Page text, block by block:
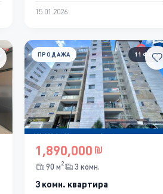
15.01.2026
11 ФОТО
ПРОДАЖА
1,890,000
90 м2 3 комн.
3 комн. квартира